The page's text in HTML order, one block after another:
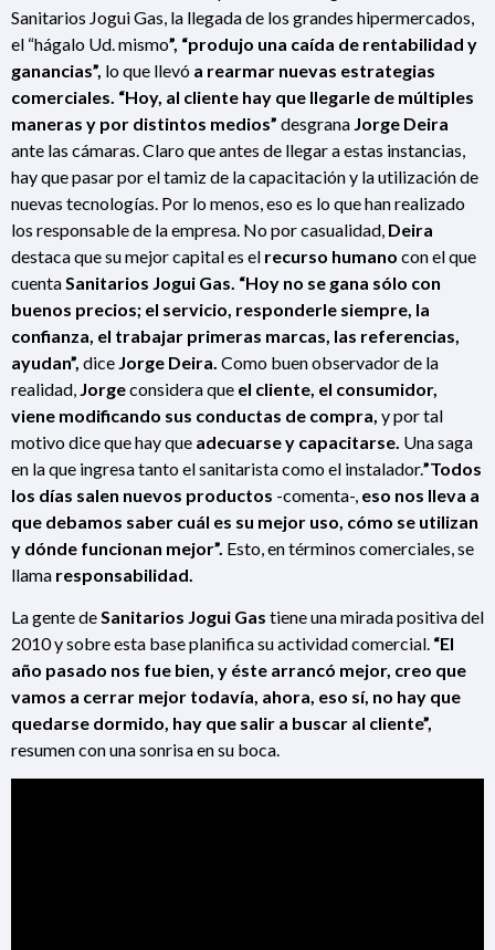
Sanitarios Jogui Gas, la llegada de los grandes hipermercados,
el “hágalo Ud. mismo”, “produjo una caída de rentabilidad y
ganancias”, lo que llevó a rearmar nuevas estrategias
comerciales. “Hoy, al cliente hay que llegarle de múltiples
maneras y por distintos medios” desgrana Jorge Deira
ante las cámaras. Claro que antes de llegar a estas instancias,
hay que pasar por el tamiz de la capacitación y la utilización de
nuevas tecnologías. Por lo menos, eso es lo que han realizado
los responsable de la empresa. No por casualidad, Deira
destaca que su mejor capital es el recurso humano con el que
cuenta Sanitarios Jogui Gas. “Hoy no se gana sólo con
buenos precios; el servicio, responderle siempre, la
confianza, el trabajar primeras marcas, las referencias,
ayudan”, dice Jorge Deira. Como buen observador de la
realidad, Jorgeconsidera que el cliente, el consumidor,
viene modificando sus conductas de compra, y por tal
motivo dice que hay que adecuarse y capacitarse. Una saga
en la que ingresa tanto el sanitarista como el instalador.”Todos
los días salen nuevos productos -comenta-, eso nos lleva a
que debamos saber cuál es su mejor uso, cómo se utilizan
y dónde funcionan mejor”. Esto, en términos comerciales, se
llama responsabilidad.
La gente de Sanitarios Jogui Gas tiene una mirada positiva del
2010 y sobre esta base planifica su actividad comercial. “El
año pasado nos fue bien, y éste arrancó mejor, creo que
vamos a cerrar mejor todavía, ahora, eso sí, no hay que
quedarse dormido, hay que salir a buscar al cliente”,
resumen conuna sonrisa en su boca.